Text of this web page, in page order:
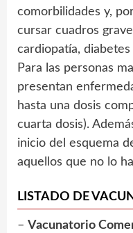
comorbilidades y,
cursar cuadros
cardiopatía,
Para las personas
presentan
hasta una dosis
cuarta dosis).
inicio del esquema
aquellos que no lo
LISTADO DE
– Vacunatorio